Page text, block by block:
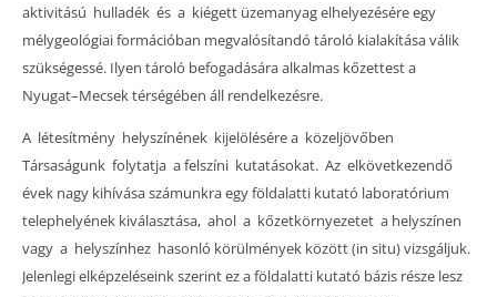
aktivitású hulladék és a kiégett üzemanyag elhelyezésére egy
mélygeológiai formációban megvalósítandó tároló kialakítása válik
szükségessé. Ilyen tároló befogadására alkalmas kőzettest a
Nyugat–Mecsek térségében áll rendelkezésre.
A létesítmény helyszínének kijelölésére a közeljövőben
Társaságunk folytatja a felszíni kutatásokat. Az elkövetkezendő
évek nagy kihívása számunkra egy földalatti kutató laboratórium
telephelyének kiválasztása, ahol a kőzetkörnyezetet a helyszínen
vagy a helyszínhez hasonló körülmények között (in situ) vizsgáljuk.
Jelenlegi elképzeléseink szerint ez a földalatti kutató bázis része lesz